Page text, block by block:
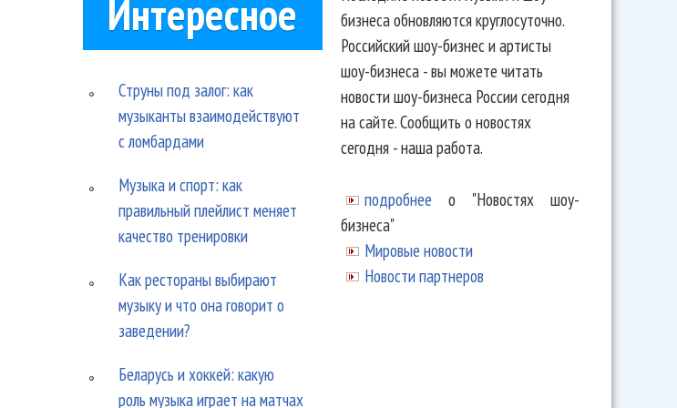
Интересное
Струны под залог: как
музыканты взаимодействуют
с ломбардами
Музыка и спорт: как
правильный плейлист меняет
качество тренировки
Как рестораны выбирают
музыку и что она говорит о
заведении?
Беларусь и хоккей: какую
роль музыка играет на матчах
бизнеса обновляются круглосуточно.
Российский шоу-бизнес и артисты
шоу-бизнеса - вы можете читать
новости шоу-бизнеса России сегодня
на сайте. Сообщить о новостях
сегодня - наша работа.
подробнее о "Новостях шоу-
бизнеса"
Мировые новости
Новости партнеров